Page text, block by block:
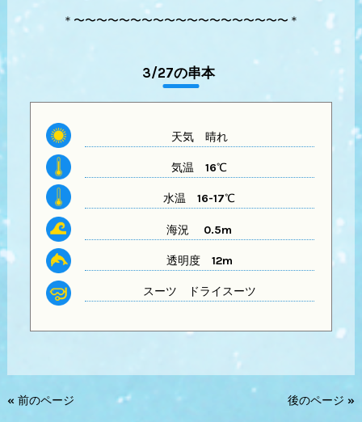
＊〜〜〜〜〜〜〜〜〜〜〜〜〜〜〜〜〜〜〜＊
3/27の串本
天気晴れ
気温 16℃
水温 16-17℃
海況 0.5m
透明度12m
スーツ ドライスーツ
« 前のページ 後のページ »